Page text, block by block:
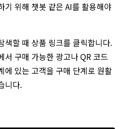
기 위해 챗봇 같은 AI를 활용해야
색할 때 상품 링크를 클릭합니다.
서 구매 가능한 광고나 QR 코드
에 있는 고객을 구매 단계로 원활
니다.